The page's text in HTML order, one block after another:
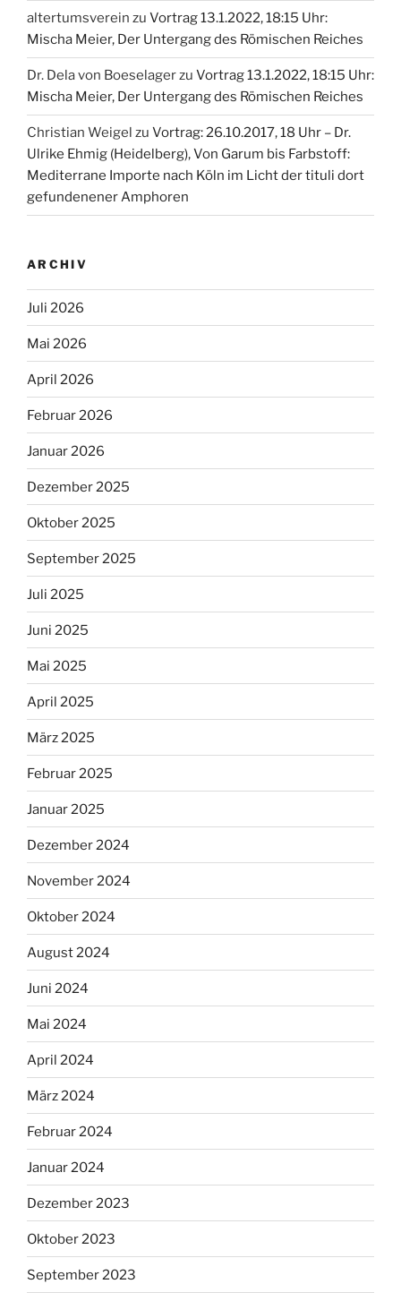
altertumsverein zu Vortrag 13.1.2022, 18:15 Uhr:
Mischa Meier, Der Untergang des Römischen Reiches
Dr. Dela von Boeselagerzu Vortrag 13.1.2022, 18:15 Uhr:
Mischa Meier, Der Untergang des Römischen Reiches
Christian Weigel zu Vortrag: 26.10.2017, 18 Uhr – Dr.
Ulrike Ehmig (Heidelberg), Von Garum bis Farbstoff:
Mediterrane Importe nach Köln im Licht der tituli dort
gefundenener Amphoren
ARCHIV
Juli 2026
Mai 2026
April 2026
Februar 2026
Januar 2026
Dezember 2025
Oktober 2025
September 2025
Juli 2025
Juni 2025
Mai 2025
April 2025
März 2025
Februar 2025
Januar 2025
Dezember 2024
November 2024
Oktober 2024
August 2024
Juni 2024
Mai 2024
April 2024
März 2024
Februar 2024
Januar 2024
Dezember 2023
Oktober 2023
September 2023